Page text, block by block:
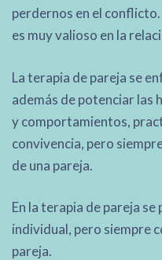
perdernos en el
es muy valioso en la
La terapia de pareja se
además de potenciar las
y comportamientos,
convivencia, pero
de una pareja.
En la terapia de pareja
individual, pero siempre
pareja.